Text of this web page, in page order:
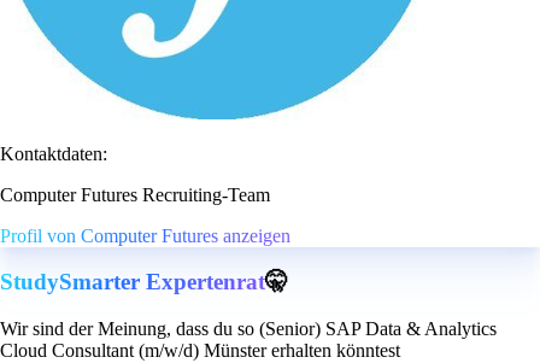
Kontaktdaten:
Computer Futures Recruiting-Team
Profil von Computer Futures anzeigen
StudySmarter Expertenrat🤫
Wir sind der Meinung, dass du so (Senior) SAP Data & Analytics
Cloud Consultant (m/w/d) Münster erhalten könntest